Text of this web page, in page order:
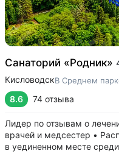
Санаторий «Родник»
КисловодскВ Среднем
8.6 74 отзыва
Лидер по отзывам о
врачей и медсестер •
в уединенном месте